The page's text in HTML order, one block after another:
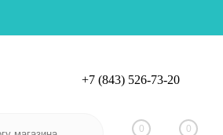
Вход
+7 (843) 526-73-20
0 0